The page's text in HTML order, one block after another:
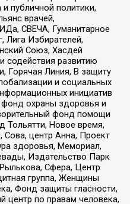
публичной политики,
врачей,
СВЕЧА, Гуманитарное
Лига Избирателей,
Союз, Хасдей
содействия развитию
Горячая Линия, В защиту
и социальных
инициатив
фонд охраны здоровья и
фонд помощи
Новое время,
Сова, центр Анна, Проект
здоровья, Мемориал,
Издательство Парк
Сфера, Центр
группа, Женщины
Фонд защиты гласности,
центр по правам человека,